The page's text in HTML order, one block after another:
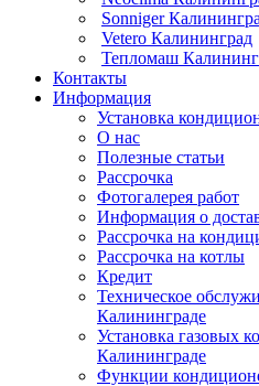
Sonniger
Vetero Калининград
Тепломаш
Контакты
Информация
Установка
О нас
Полезные статьи
Рассрочка
Фотогалерея работ
Информация о
Рассрочка на
Рассрочка на котлы
Кредит
Техническое
Калининграде
Установка газовых
Калининграде
Функции